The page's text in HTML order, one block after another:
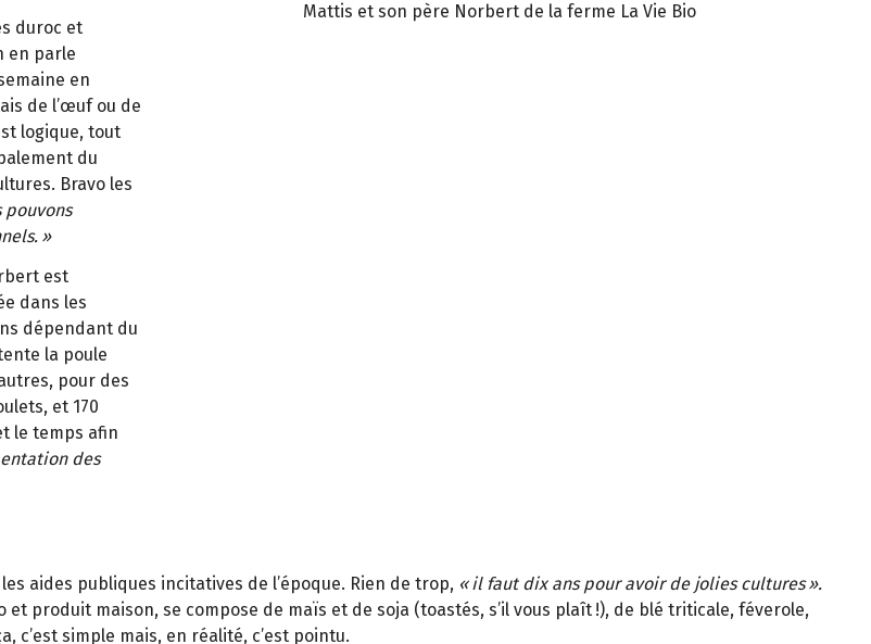
duroc et
en parle
en
de l’œuf ou de
logique, tout
du
Bravo les
pouvons
»
est
dans les
dépendant du
la poule
pour des
et 170
le temps afin
des
Mattis et son père Norbert de la ferme La Vie Bio
aides publiques incitatives de l’époque. Rien de trop, « il faut dix ans pour avoir de jolies cultures ».
produit maison, se compose de maïs et de soja (toastés, s’il vous plaît !), de blé triticale, féverole,
a, c’est simple mais, en réalité, c’est pointu.